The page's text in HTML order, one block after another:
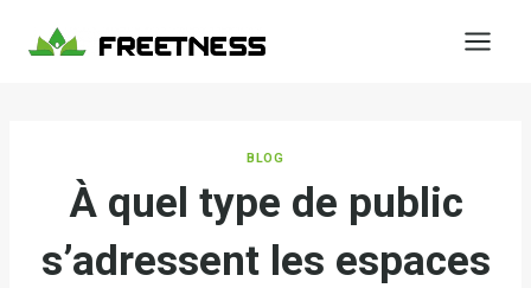
BLOG
À quel type de public
s’adressent les espaces